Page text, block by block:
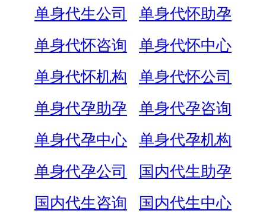
单身代生公司
单身代怀助孕
单身代怀咨询
单身代怀中心
单身代怀机构
单身代怀公司
单身代孕助孕
单身代孕咨询
单身代孕中心
单身代孕机构
单身代孕公司
国内代生助孕
国内代生咨询
国内代生中心